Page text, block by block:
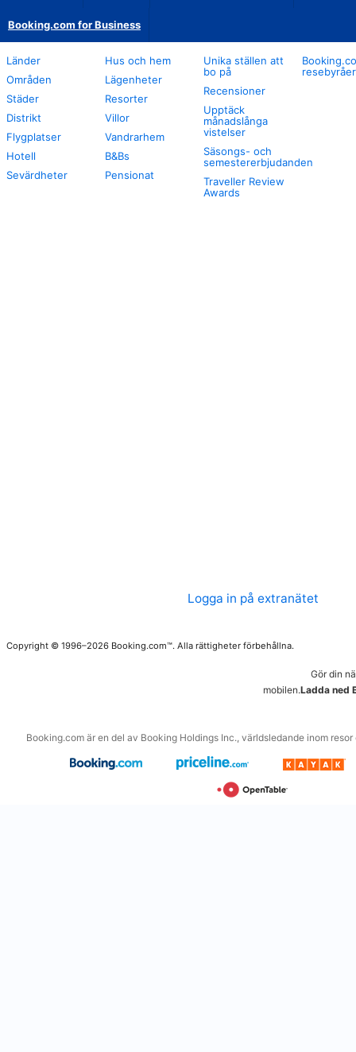
Booking.com for Business
Länder
Områden
Städer
Distrikt
Flygplatser
Hotell
Sevärdheter
Hus och hem
Lägenheter
Resorter
Villor
Vandrarhem
B&Bs
Pensionat
Unika ställen att
bo på
Recensioner
Upptäck
månadslånga
vistelser
Säsongs- och
semestererbjudanden
Traveller Review
Awards
resebyråer
Logga in på extranätet
Copyright © 1996–2026 Booking.com™. Alla rättigheter förbehållna.
Gör din
mobilen.Ladda ned
Booking.com är en del av Booking Holdings Inc., världsledande inom